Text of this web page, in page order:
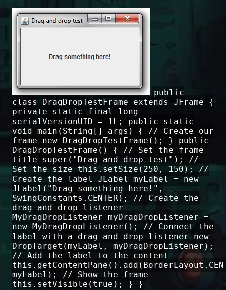
public
class DragDropTestFrame extends JFrame {
private static final long
serialVersionUID = 1L; public static
void main(String[] args) { // Create our
frame new DragDropTestFrame(); } public
DragDropTestFrame() { // Set the frame
title super("Drag and drop test"); //
Set the size this.setSize(250, 150); //
Create the label JLabel myLabel = new
JLabel("Drag something here!",
SwingConstants.CENTER); // Create the
drag and drop listener
MyDragDropListener myDragDropListener =
new MyDragDropListener(); // Connect the
label with a drag and drop listener new
DropTarget(myLabel, myDragDropListener);
// Add the label to the content
myLabel); // Show the frame
this.setVisible(true); } }